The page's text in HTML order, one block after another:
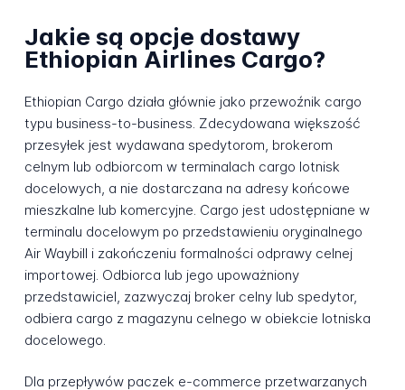
Jakie są opcje dostawy
Ethiopian Airlines Cargo?
Ethiopian Cargo działa głównie jako przewoźnik cargo
typu business-to-business. Zdecydowana większość
przesyłek jest wydawana spedytorom, brokerom
celnym lub odbiorcom w terminalach cargo lotnisk
docelowych, a nie dostarczana na adresy końcowe
mieszkalne lub komercyjne. Cargo jest udostępniane w
terminalu docelowym po przedstawieniu oryginalnego
Air Waybill i zakończeniu formalności odprawy celnej
importowej. Odbiorca lub jego upoważniony
przedstawiciel, zazwyczaj broker celny lub spedytor,
odbiera cargo z magazynu celnego w obiekcie lotniska
docelowego.
Dla przepływów paczek e-commerce przetwarzanych